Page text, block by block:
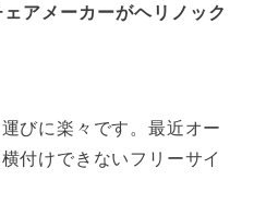
アメーカーがヘリノック
びに楽々です。最近オー
付けできないフリーサイ